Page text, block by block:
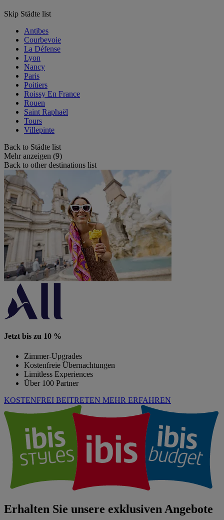
Skip Städte list
Antibes
Courbevoie
La Défense
Lyon
Nancy
Paris
Poitiers
Roissy En France
Rouen
Saint Raphaël
Tours
Villepinte
Back to Städte list
Mehr anzeigen (9)
Back to other destinations list
Jetzt bis zu 10 %
Zimmer-Upgrades
Kostenfreie Übernachtungen
Limitless Experiences
Über 100 Partner
KOSTENFREI BEITRETEN MEHR ERFAHREN
Erhalten Sie unsere exklusiven Angebote